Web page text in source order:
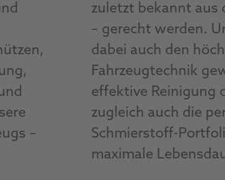
–
zuletzt bekannt aus
– gerecht werden.
dabei auch den
Fahrzeugtechnik
effektive Reinigung
zugleich auch die
Schmierstoff-
maximale